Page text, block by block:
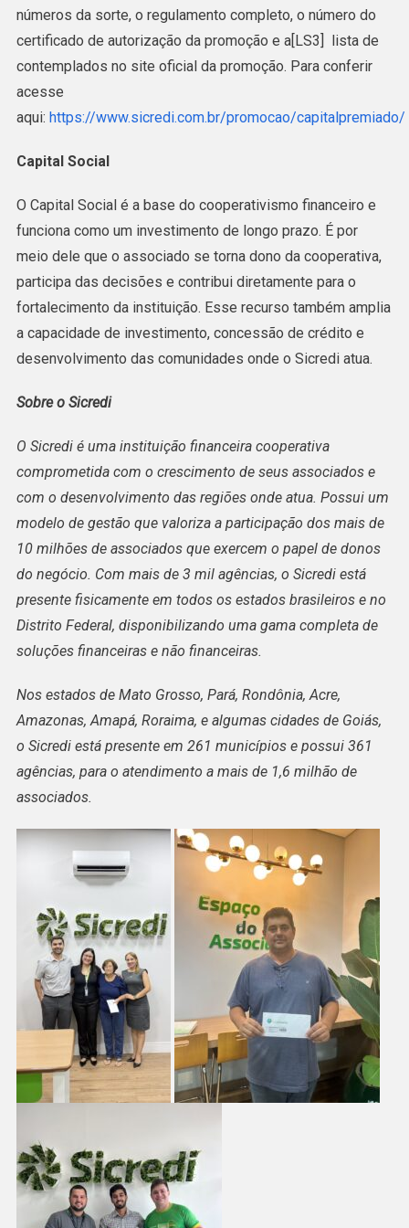
números da sorte, o regulamento completo, o número do
certificado de autorização da promoção e a[LS3] lista de
contemplados no site oficial da promoção. Para conferir
acesse
aqui: https://www.sicredi.com.br/promocao/capitalpremiado/
Capital Social
O Capital Social é a base do cooperativismo financeiro e
funciona como um investimento de longo prazo. É por
meio dele que o associado se torna dono da cooperativa,
participa das decisões e contribui diretamente para o
fortalecimento da instituição. Esse recurso também amplia
a capacidade de investimento, concessão de crédito e
desenvolvimento das comunidades onde o Sicredi atua.
Sobre o Sicredi
O Sicredi é uma instituição financeira cooperativa
comprometida com o crescimento de seus associados e
com o desenvolvimento das regiões onde atua. Possui um
modelo de gestão que valoriza a participação dos mais de
10 milhões de associados que exercem o papel de donos
do negócio. Com mais de 3 mil agências, o Sicredi está
presente fisicamente em todos os estados brasileiros e no
Distrito Federal, disponibilizando uma gama completa de
soluções financeiras e não financeiras.
Nos estados de Mato Grosso, Pará, Rondônia, Acre,
Amazonas, Amapá, Roraima, e algumas cidades de Goiás,
o Sicredi está presente em 261 municípios e possui 361
agências, para o atendimento a mais de 1,6 milhão de
associados.